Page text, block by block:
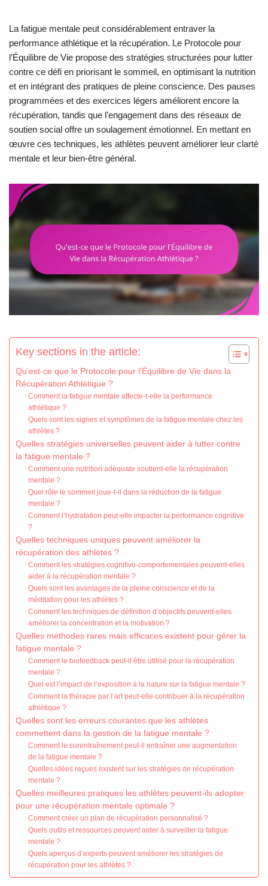
La fatigue mentale peut considérablement entraver la
performance athlétique et la récupération. Le Protocole pour
l’Équilibre de Vie propose des stratégies structurées pour lutter
contre ce défi en priorisant le sommeil, en optimisant la nutrition
et en intégrant des pratiques de pleine conscience. Des pauses
programmées et des exercices légers améliorent encore la
récupération, tandis que l’engagement dans des réseaux de
soutien social offre un soulagement émotionnel. En mettant en
œuvre ces techniques, les athlètes peuvent améliorer leur clarté
mentale et leur bien-être général.
Key sections in the article:
Qu’est-ce que le Protocole pour l’Équilibre de Vie dans la
Récupération Athlétique ?
Comment la fatigue mentale affecte-t-elle la performance
athlétique ?
Quels sont les signes et symptômes de la fatigue mentale chez les
athlètes ?
Quelles stratégies universelles peuvent aider à lutter contre
la fatigue mentale ?
Comment une nutrition adéquate soutient-elle la récupération
mentale ?
Quel rôle le sommeil joue-t-il dans la réduction de la fatigue
mentale ?
Comment l’hydratation peut-elle impacter la performance cognitive
?
Quelles techniques uniques peuvent améliorer la
récupération des athlètes ?
Comment les stratégies cognitivo-comportementales peuvent-elles
aider à la récupération mentale ?
Quels sont les avantages de la pleine conscience et de la
méditation pour les athlètes ?
Comment les techniques de définition d’objectifs peuvent-elles
améliorer la concentration et la motivation ?
Quelles méthodes rares mais efficaces existent pour gérer la
fatigue mentale ?
Comment le biofeedback peut-il être utilisé pour la récupération
mentale ?
Quel est l’impact de l’exposition à la nature sur la fatigue mentale ?
Comment la thérapie par l’art peut-elle contribuer à la récupération
athlétique ?
Quelles sont les erreurs courantes que les athlètes
commettent dans la gestion de la fatigue mentale ?
Comment le surentraînement peut-il entraîner une augmentation
de la fatigue mentale ?
Quelles idées reçues existent sur les stratégies de récupération
mentale ?
Quelles meilleures pratiques les athlètes peuvent-ils adopter
pour une récupération mentale optimale ?
Comment créer un plan de récupération personnalisé ?
Quels outils et ressources peuvent aider à surveiller la fatigue
mentale ?
Quels aperçus d’experts peuvent améliorer les stratégies de
récupération pour les athlètes ?